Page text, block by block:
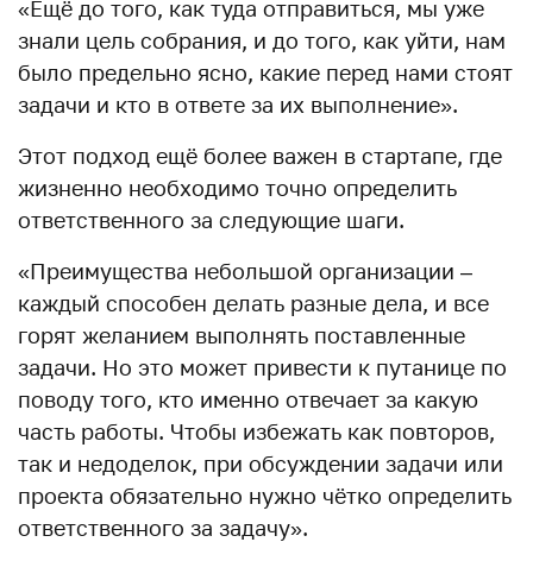
«Ещё до того, как туда отправиться, мы уже
знали цель собрания, и до того, как уйти, нам
было предельно ясно, какие перед нами стоят
задачи и кто в ответе за их выполнение».
Этот подход ещё более важен в стартапе, где
жизненно необходимо точно определить
ответственного за следующие шаги.
«Преимущества небольшой организации –
каждый способен делать разные дела, и все
горят желанием выполнять поставленные
задачи. Но это может привести к путанице по
поводу того, кто именно отвечает за какую
часть работы. Чтобы избежать как повторов,
так и недоделок, при обсуждении задачи или
проекта обязательно нужно чётко определить
ответственного за задачу».